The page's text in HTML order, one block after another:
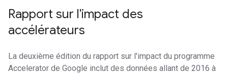
Rapport sur l'impact des
accélérateurs
La deuxième édition du rapport sur l'impact du programme
Accelerator de Google inclut des données allant de 2016 à